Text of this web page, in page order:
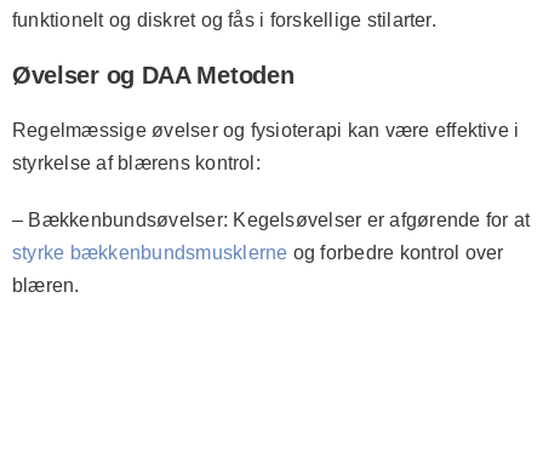
funktionelt og diskret og fås i forskellige stilarter.
Øvelser og DAA Metoden
Regelmæssige øvelser og fysioterapi kan være effektive i
styrkelse af blærens kontrol:
– Bækkenbundsøvelser: Kegelsøvelser er afgørende for at
styrke bækkenbundsmusklerne og forbedre kontrol over
blæren.